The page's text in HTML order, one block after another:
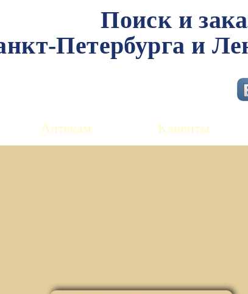
Поиск и
Петербурга и
Аптекам Клиенты